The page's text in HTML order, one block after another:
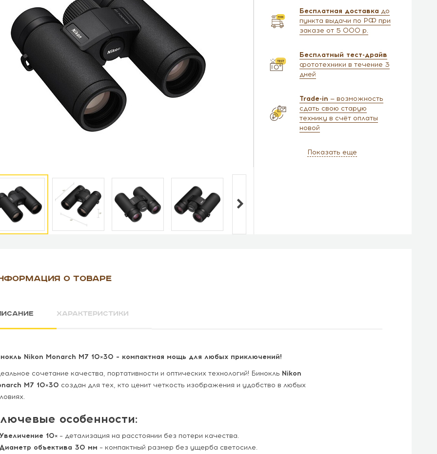
Бесплатная доставка до
пункта выдачи по РФ при
заказе от 5 000 р.
Бесплатный тест-драйв
фототехники в течение 3
дней
Trade-in — возможность
сдать свою старую
технику в счёт оплаты
новой
Показать еще
О ТОВАРЕ
ХАРАКТЕРИСТИКИ
Nikon Monarch M7 10×30 – компактная мощь для любых приключений!
сочетание качества, портативности и оптических технологий! Бинокль Nikon
M7 10×30 создан для тех, кто ценит четкость изображения и удобство в любых
особенности:
10×– детализация на расстоянии без потери качества.
Диаметр объектива 30 мм – компактный размер без ущерба светосиле.